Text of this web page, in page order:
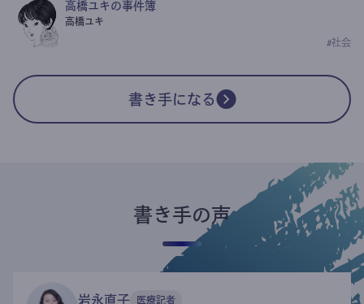
高橋ユキの事件簿
高橋ユキ
#社会
書き手になる
書き手の声
岩永直子 医療記者